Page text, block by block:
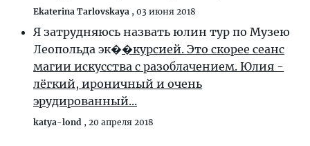
Ekaterina Tarlovskaya , 03 июня 2018
Я затрудняюсь назвать юлин тур по Музею
Леопольда эк��курсией. Это скорее сеанс
магии искусства с разоблачением. Юлия -
лёгкий, ироничный и очень
эрудированный...
katya-lond , 20 апреля 2018